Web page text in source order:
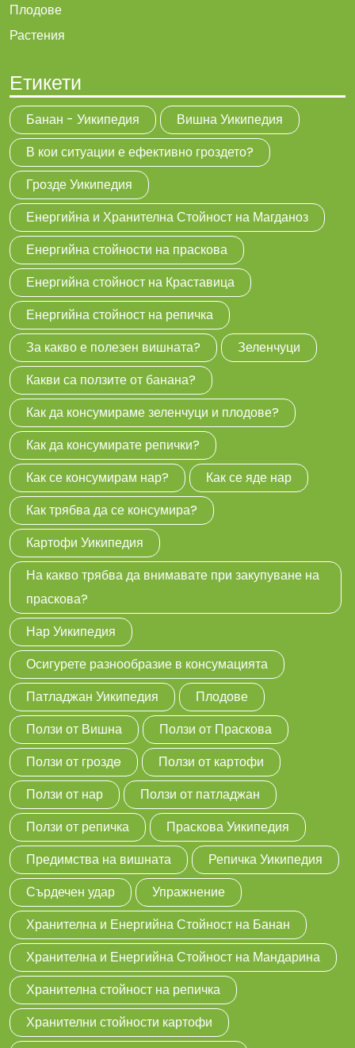
Плодове
Растения
Етикети
Банан - Уикипедия
Вишна Уикипедия
В кои ситуации е ефективно гроздето?
Грозде Уикипедия
Енергийна и Хранителна Стойност на Магданоз
Енергийна стойности на праскова
Енергийна стойност на Краставица
Енергийна стойност на репичка
За какво е полезен вишната?
Зеленчуци
Какви са ползите от банана?
Как да консумираме зеленчуци и плодове?
Как да консумирате репички?
Как се консумирам нар?
Как се яде нар
Как трябва да се консумира?
Картофи Уикипедия
На какво трябва да внимавате при закупуване на
праскова?
Нар Уикипедия
Осигурете разнообразие в консумацията
Патладжан Уикипедия
Плодове
Ползи от Вишна
Ползи от Праскова
Ползи от гроздe
Ползи от картофи
Ползи от нар
Ползи от патладжан
Ползи от репичка
Праскова Уикипедия
Предимства на вишната
Репичка Уикипедия
Сърдечен удар
Упражнение
Хранителна и Енергийна Стойност на Банан
Хранителна и Енергийна Стойност на Мандарина
Хранителна стойност на репичка
Хранителни стойности картофи